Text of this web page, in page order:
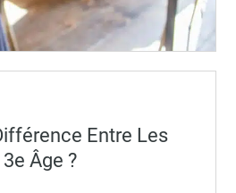
Entre Les
Âge ?